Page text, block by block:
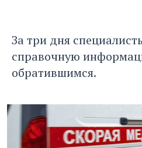
За три дня
справочную
обратившимся.